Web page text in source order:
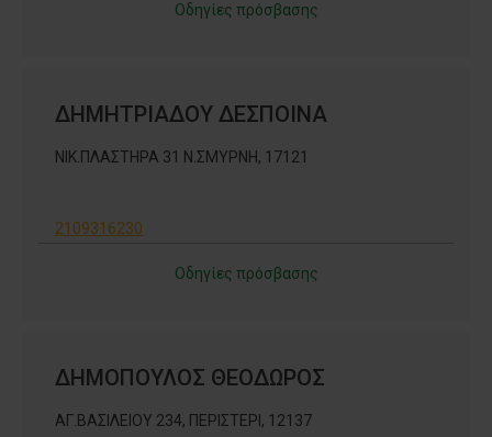
Οδηγίες πρόσβασης
ΔΗΜΗΤΡΙΑΔΟΥ ΔΕΣΠΟΙΝΑ
ΝΙΚ.ΠΛΑΣΤΗΡΑ 31 Ν.ΣΜΥΡΝΗ, 17121
2109316230
Οδηγίες πρόσβασης
ΔΗΜΟΠΟΥΛΟΣ ΘΕΟΔΩΡΟΣ
ΑΓ.ΒΑΣΙΛΕΙΟΥ 234, ΠΕΡΙΣΤΕΡΙ, 12137